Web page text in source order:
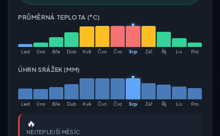
PRŮMĚRNÁ TEPLOTA (°C)
Led Úno Bře Dub Kvě Čvn Čvc Srp Zář Říj Lis Pro
ÚHRN SRÁŽEK (MM)
Led Úno Bře Dub Kvě Čvn Čvc Srp Zář Říj Lis Pro
🔥
NEJTEPLEJŠÍ MĚSÍC